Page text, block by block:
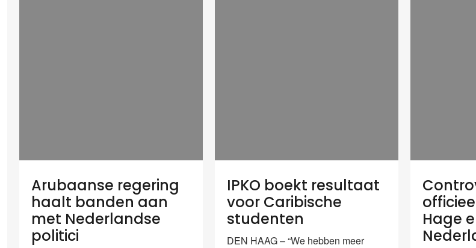
Arubaanse regering
haalt banden aan
met Nederlandse
politici
IPKO boekt resultaat
voor Caribische
studenten
DEN HAAG – “We hebben meer
Hage